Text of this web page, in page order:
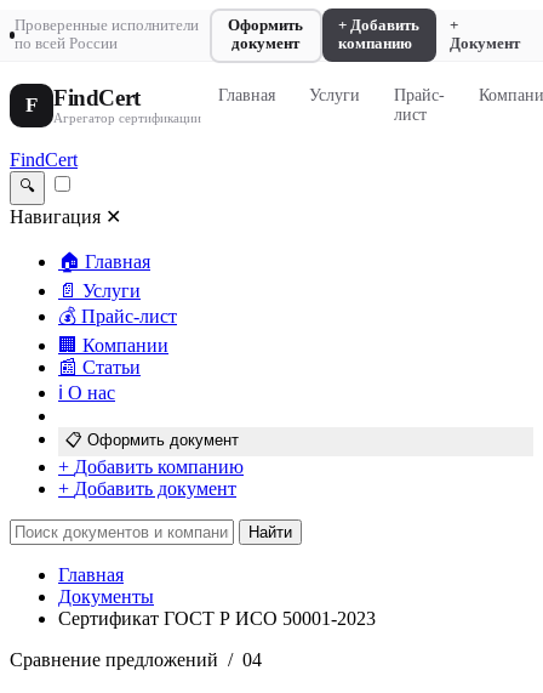
Проверенные исполнители
по всей России
Оформить
документ
+ Добавить
компанию
+
Документ
F FindCert
Агрегатор сертификации
Главная Услуги
Прайс-
лист
FindCert
🔍
Навигация ✕
🏠 Главная
📄 Услуги
💰 Прайс-лист
🏢 Компании
📰 Статьи
ℹ️ О нас
📋 Оформить документ
+ Добавить компанию
+ Добавить документ
Найти
Главная
Документы
Сертификат ГОСТ Р ИСО 50001-2023
Сравнение предложений / 04